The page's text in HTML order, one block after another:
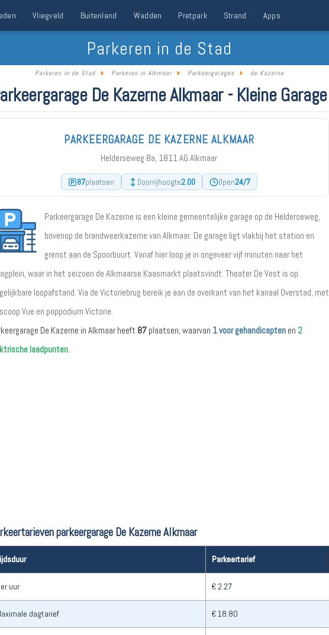
Vliegveld Buitenland Wadden Pretpark Strand Apps
Parkeren in de Stad
Parkeren in de Stad Parkeren in Alkmaar Parkeergarages de Kazerne
De Kazerne Alkmaar - Kleine Garage
PARKEERGARAGE DE KAZERNE ALKMAAR
Helderseweg 8a, 1811 AG Alkmaar
87plaatsen Doorrijhoogte2.00 Open24/7
Parkeergarage De Kazerne is een kleine gemeentelijke garage op de Helderseweg,
bovenop de brandweerkazerne van Alkmaar. De garage ligt vlakbij het station en
grenst aan de Spoorbuurt. Vanaf hier loop je in ongeveer vijf minuten naar het
waar in het seizoen de Alkmaarse Kaasmarkt plaatsvindt. Theater De Vest is op
loopafstand. Via de Victoriebrug bereik je aan de overkant van het kanaal Overstad, met
Vue en poppodium Victorie.
De Kazerne in Alkmaar heeft 87plaatsen, waarvan 1 voor gehandicaptenen 2
laadpunten.
parkeergarage De Kazerne Alkmaar
Parkeertarief
uur € 2.27
dagtarief € 18.80